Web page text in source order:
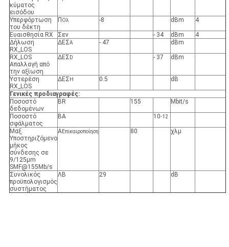
κύματος
εισόδου
Υπερφόρτωση
του δέκτη
Π Ολ -8 dBm 4
Ευαισθησία RX Σεν - 34 dBm
4
Δήλωση
RX_LOS
ΔΕΣΑ - 47 dBm
RX_LOS
Απαλλαγή από
την αξίωση
ΔΕΣ D - 37 dBm
Υστερέση
RX_LOS
ΔΕΣ H 0.5 dB
Γενικές προδιαγραφές:
Ποσοστό
δεδομένων
BR 155 Mbit/s
Ποσοστό
σφάλματος
ΒΑ 10-12
Μαξ.
Υποστηριζόμενο
μήκος
σύνδεσης σε
9/125μm
SMF@155Mb/s
ΑΕπικαιροποίηση 80 χλμ
Συνολικός
προϋπολογισμός
συστήματος
ΛΒ 29 dB